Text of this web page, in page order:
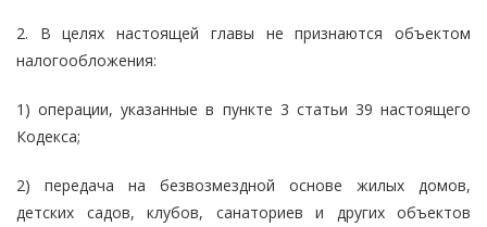
2. В целях настоящей главы не признаются объектом
налогообложения:
1) операции, указанные в пункте 3 статьи 39 настоящего
Кодекса;
2) передача на безвозмездной основе жилых домов,
детских садов, клубов, санаториев и других объектов